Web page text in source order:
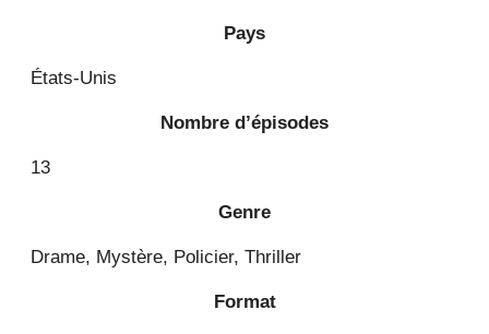
Pays
États-Unis
Nombre d’épisodes
13
Genre
Drame, Mystère, Policier, Thriller
Format